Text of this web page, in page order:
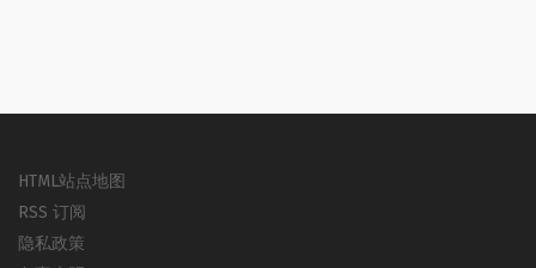
HTML站点地图
RSS 订阅
隐私政策